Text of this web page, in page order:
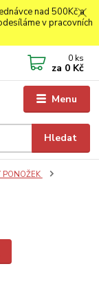
nad 500Kč a
v pracovních
Menu
Hledat
0 ks
za 0 Kč
PONOŽEK